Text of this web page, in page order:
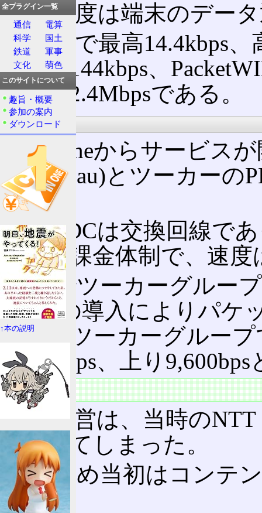
転送速度は端末のデー
標準時で最高14.4kbps
で最大144kbps、
最大で2.4Mbpsである。
PDC
cdmaOneからサービス
(現在のau)とツーカーの
た。
但しPDCは交換回線で
応じた課金体制で、速度
そこでツーカーグルー
P@bitの導入によりパケ
によりツーカーグルー
28,800bps、上り
機能
現au陣営は、当時の
行されてしまった。
このため当初はコンテ
実。
全プラグイン一覧
通信
電算
科学
国土
鉄道
軍事
文化
萌色
このサイトについて
趣旨・概要
参加の案内
ダウンロード
↑本の説明